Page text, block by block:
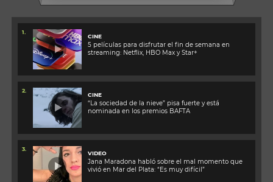
1.
CINE
5 películas para disfrutar el fin de semana en
streaming: Netflix, HBO Max y Star+
2.
CINE
“La sociedad de la nieve” pisa fuerte y está
nominada en los premios BAFTA
3.
VIDEO
Jana Maradona habló sobre el mal momento que
vivió en Mar del Plata: “Es muy difícil”